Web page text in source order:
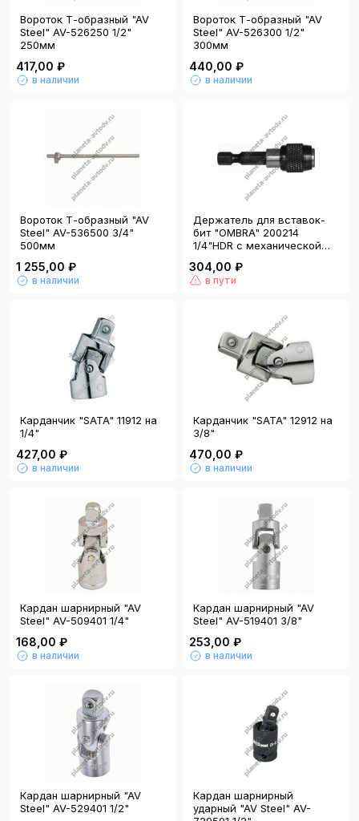
Вороток Т-образный "AV
Steel" AV-526250 1/2"
250мм
417,00 ₽
в наличии
Вороток Т-образный "AV
Steel" AV-526300 1/2"
300мм
440,00 ₽
в наличии
Вороток Т-образный "AV
Steel" AV-536500 3/4"
500мм
1 255,00 ₽
в наличии
Держатель для вставок-
бит "OMBRA" 200214
1/4"HDR с механической
304,00 ₽
в пути
Карданчик "SATA" 11912 на
1/4"
427,00 ₽
в наличии
Карданчик "SATA" 12912 на
3/8"
470,00 ₽
в наличии
Кардан шарнирный "AV
Steel" AV-509401 1/4"
168,00 ₽
в наличии
Кардан шарнирный "AV
Steel" AV-519401 3/8"
253,00 ₽
в наличии
Кардан шарнирный "AV
Steel" AV-529401 1/2"
Кардан шарнирный
ударный "AV Steel" AV-